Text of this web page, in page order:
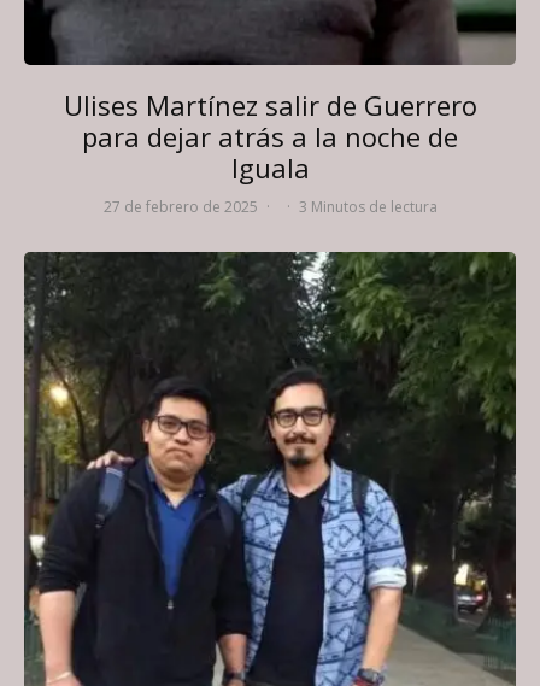
Ulises Martínez salir de Guerrero
para dejar atrás a la noche de
Iguala
27 de febrero de 2025 · · 3 Minutos de lectura